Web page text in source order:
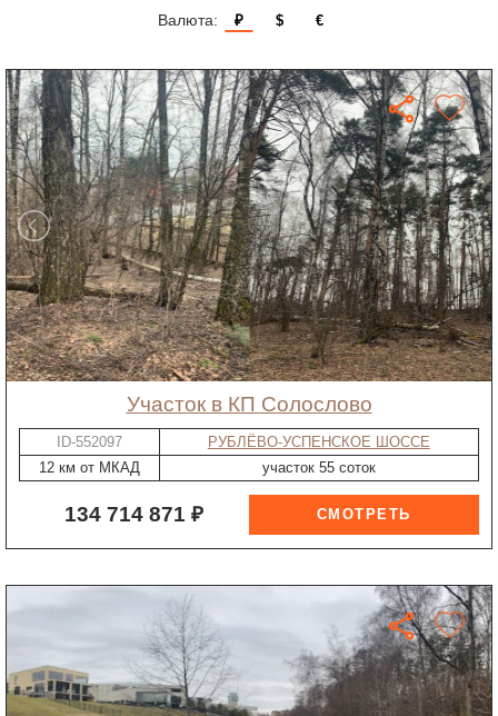
Валюта: ₽ $ €
участок в КП Солослово
ID-552097
РУБЛЁВО-УСПЕНСКОЕ ШОССЕ
12 км от МКАД
участок 55 соток
134 714 871 ₽